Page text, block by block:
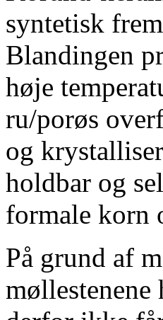
syntetisk
Blandingen
høje
ru/porøs
og
holdbar og
formale korn
På grund af